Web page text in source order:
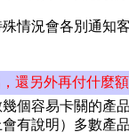
情況會各別通知
還另外再付什麼
幾個容易卡關的產
會有說明）多數產